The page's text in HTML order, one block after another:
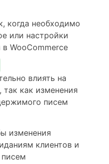
когда необходимо
или настройки
WooCommerce
влиять на
так как изменения
писем
изменения
клиентов и